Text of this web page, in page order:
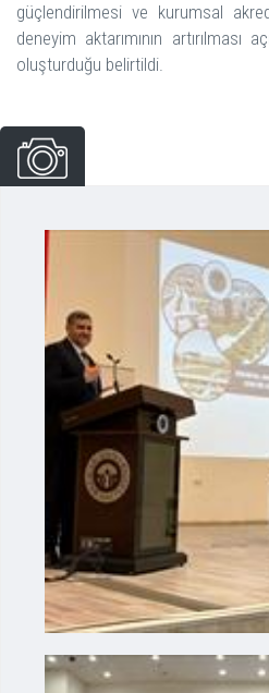
güçlendirilmesi ve kurumsal
deneyim aktarımının artırılması
oluşturduğu belirtildi.